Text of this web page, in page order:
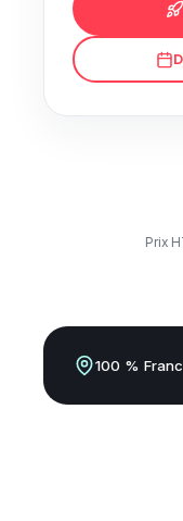
Prix
100 %